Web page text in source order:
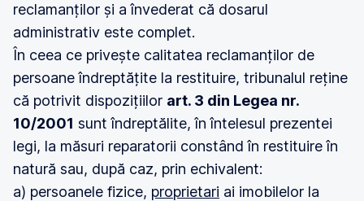
reclamanților și a învederat că dosarul
administrativ este complet.
În ceea ce privește calitatea reclamanților de
persoane îndreptățite la restituire, tribunalul reține
că potrivit dispozițiilor art. 3 din Legea nr.
10/2001 sunt îndreptălite, în întelesul prezentei
legi, la măsuri reparatorii constând în restituire în
natură sau, după caz, prin echivalent:
a) persoanele fizice, proprietari ai imobilelor la